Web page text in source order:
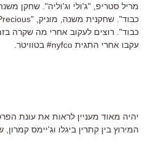
מריל סטריפ, "ג'ולי וג'וליה". שחקן
כבוד". רוצים לעקוב אחרי מה שקרה
עקבו אחרי התגית nyfco# בטוויטר.
יהיה מאוד מעניין לראות את עונת
המירוץ בין קתרין ביגלו וג'יימס